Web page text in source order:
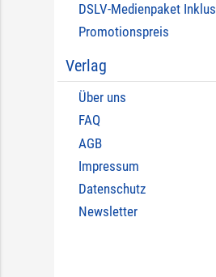
DSLV-Medienpaket
Promotionspreis
Verlag
Über uns
FAQ
AGB
Impressum
Datenschutz
Newsletter